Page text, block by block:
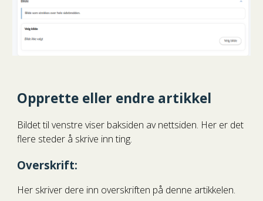
Opprette eller endre artikkel
Bildet til venstre viser baksiden av nettsiden. Her er det
flere steder å skrive inn ting.
Overskrift:
Her skriver dere inn overskriften på denne artikkelen.